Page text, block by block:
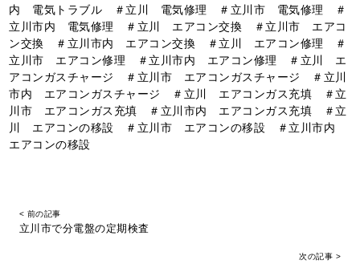
内 電気トラブル ＃立川 電気修理 ＃立川市 電気修理 ＃
立川市内 電気修理 ＃立川 エアコン交換 ＃立川市 エアコ
ン交換 ＃立川市内 エアコン交換 ＃立川 エアコン修理 ＃
立川市 エアコン修理 ＃立川市内 エアコン修理 ＃立川 エ
アコンガスチャージ ＃立川市 エアコンガスチャージ ＃立川
市内 エアコンガスチャージ ＃立川 エアコンガス充填 ＃立
川市 エアコンガス充填 ＃立川市内 エアコンガス充填 ＃立
川 エアコンの移設 ＃立川市 エアコンの移設 ＃立川市内
エアコンの移設
< 前の記事
立川市で分電盤の定期検査
次の記事 >